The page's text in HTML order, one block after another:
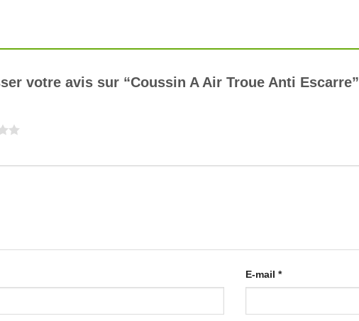
votre avis sur “Coussin A Air Troue Anti Escarre”
E-mail *